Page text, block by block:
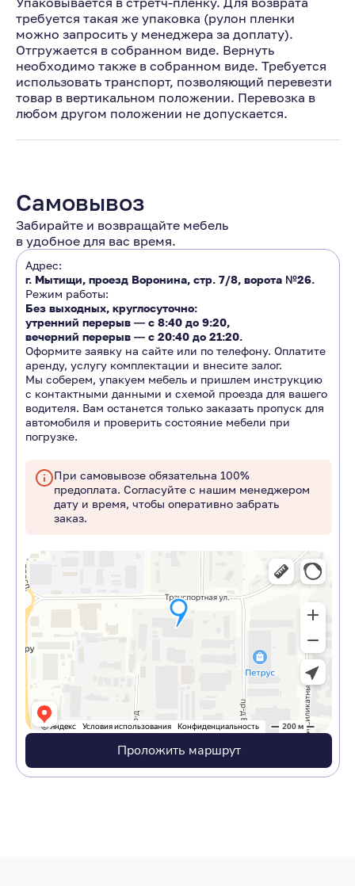
требуется такая же упаковка (рулон пленки
можно запросить у менеджера за доплату).
Отгружается в собранном виде. Вернуть
необходимо также в собранном виде. Требуется
использовать транспорт, позволяющий перевезти
товар в вертикальном положении. Перевозка в
любом другом положении не допускается.
Самовывоз
Забирайте и возвращайте мебель
в удобное для вас время.
Адрес:
г. Мытищи, проезд Воронина, стр. 7/8, ворота №26.
Режим работы:
Без выходных, круглосуточно:
утренний перерыв ― с 8:40 до 9:20,
вечерний перерыв ― с 20:40 до 21:20.
Оформите заявку на сайте или по телефону. Оплатите
аренду, услугу комплектации и внесите залог.
Мы соберем, упакуем мебель и пришлем инструкцию
с контактными данными и схемой проезда для вашего
водителя. Вам останется только заказать пропуск для
автомобиля и проверить состояние мебели при
погрузке.
При самовывозе обязательна 100%
предоплата. Согласуйте с нашим менеджером
дату и время, чтобы оперативно забрать
заказ.
Проложить маршрут